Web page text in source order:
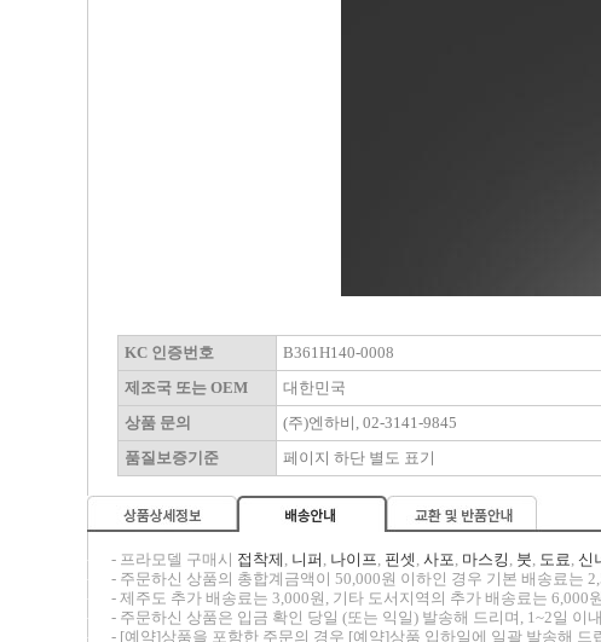
KC 인증번호 B361H140-0008
제조국 또는 OEM
대한민국
상품 문의
(주)엔하비, 02-3141-9845
품질보증기준
페이지 하단 별도 표기
----- - 프라모델 구매시 접착제 , 니퍼 , 나이프, 핀셋 , 사포, 마스킹 , 붓, 도료, 신
----- - 주문하신 상품의 총합계금액이 50,000원 이하인 경우 기본 배송료는
----- - 제주도 추가 배송료는 3,000원, 기타 도서지역의 추가 배송료는
----- - 주문하신 상품은 입금 확인 당일 (또는 익일) 발송해 드리며, 1~2일 이
----- - [예약]상품을 포함한 주문의 경우 [예약]상품 입하일에 일괄 발송해